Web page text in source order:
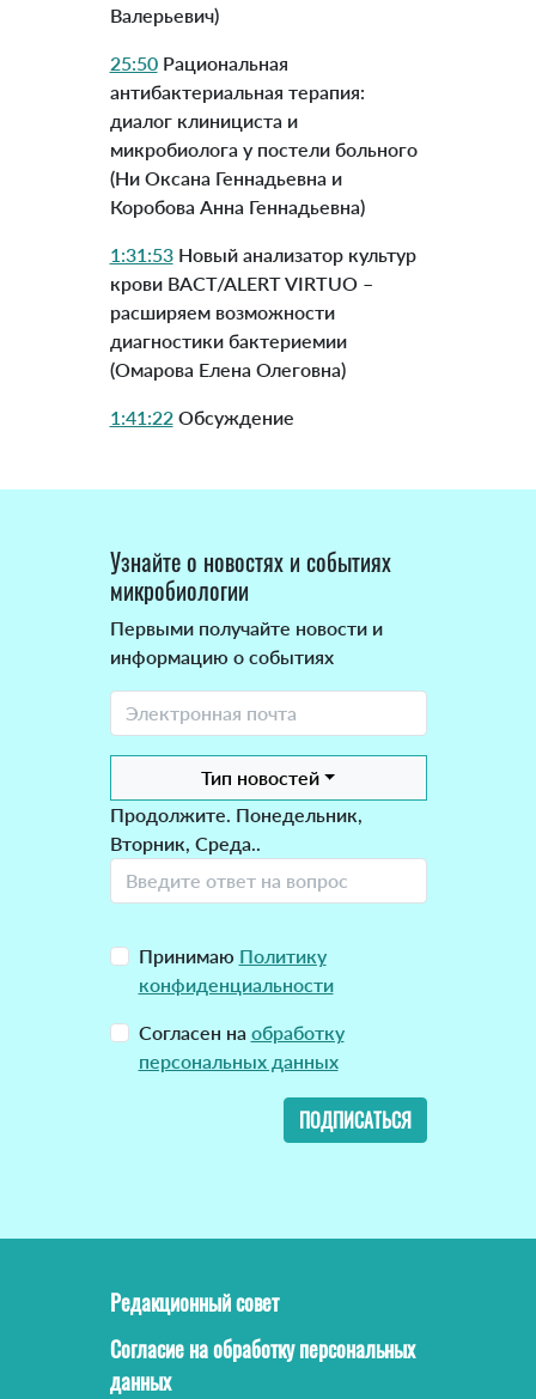
Валерьевич)
25:50Рациональная
антибактериальная терапия:
диалог клинициста и
микробиолога у постели больного
(Ни Оксана Геннадьевна и
Коробова Анна Геннадьевна)
1:31:53Новый анализатор культур
крови BACT/ALERT VIRTUO –
расширяем возможности
диагностики бактериемии
(Омарова Елена Олеговна)
1:41:22Обсуждение
Узнайте о новостях и событиях
микробиологии
Первыми получайте новости и
информацию о событиях
Тип новостей
Продолжите. Понедельник,
Вторник, Среда..
Принимаю Политику
конфиденциальности
Согласен на обработку
персональных данных
ПОДПИСАТЬСЯ
Редакционный совет
Согласие на обработку персональных
данных